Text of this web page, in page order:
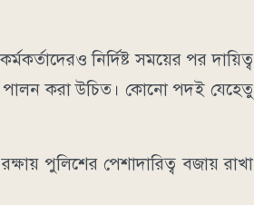
নির্দিষ্ট সময়ের পর দায়িত্ব
পালন করা উচিত। কোনো পদই যেহেতু
পুলিশের পেশাদারিত্ব বজায় রাখা